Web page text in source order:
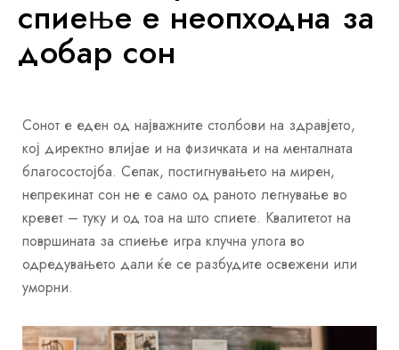
спиење е неопходна за
добар сон
Сонот е еден од најважните столбови на здравјето,
кој директно влијае и на физичката и на менталната
благосостојба. Сепак, постигнувањето на мирен,
непрекинат сон не е само од раното легнување во
кревет – туку и од тоа на што спиете. Квалитетот на
површината за спиење игра клучна улога во
одредувањето дали ќе се разбудите освежени или
уморни.